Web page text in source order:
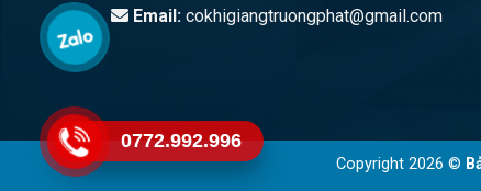
Email:cokhigiangtruongphat@gmail.com
Copyright 2026 ©
0772.992.996